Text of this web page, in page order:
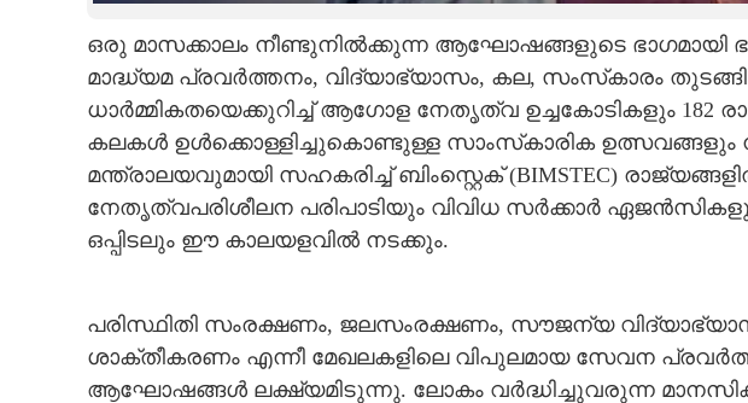
ഒരു മാസക്കാലം നീണ്ടുനിൽക്കുന്ന ആഘോഷങ്ങളുടെ
മാദ്ധ്യമ പ്രവർത്തനം, വിദ്യാഭ്യാസം, കല, സംസ്‌കാരം തുടങ്ങി
ധാർമ്മികതയെക്കുറിച്ച് ആഗോള നേതൃത്വ ഉച്ചകോടികളും 182
കലകൾ ഉൾക്കൊള്ളിച്ചുകൊണ്ടുള്ള സാംസ്‌കാരിക ഉത്സവങ്ങളും
മന്ത്രാലയവുമായി സഹകരിച്ച് ബിംസ്റ്റെക് (BIMSTEC)
നേതൃത്വപരിശീലന പരിപാടിയും വിവിധ സർക്കാർ
ഒപ്പിടലും ഈ കാലയളവിൽ നടക്കും.
പരിസ്ഥിതി സംരക്ഷണം, ജലസംരക്ഷണം, സൗജന്യ
ശാക്തീകരണം എന്നീ മേഖലകളിലെ വിപുലമായ സേവന
ആഘോഷങ്ങൾ ലക്ഷ്യമിടുന്നു. ലോകം വർദ്ധിച്ചുവരുന്ന മാനസിക
ഗുരുദേവ് ശ്രീ ശ്രീ രവിശങ്കറിന്റെ
ലിവിംഗിന്റെ 45-ാം വാർഷികവും; മേയ്
പത്തിന് പ്രധാനമന്ത്രി ഉദ്‌ഘാടനം
ചെയ്യും